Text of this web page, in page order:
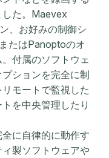
た。Maevex
、お好みの制御シ
たはPanoptoのオ
付属のソフトウェ
ションを完全に制
モートで監視した
を中央管理したり
に自律的に動作す
製ソフトウェアや